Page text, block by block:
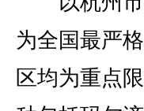
为全国最严
区均为重点